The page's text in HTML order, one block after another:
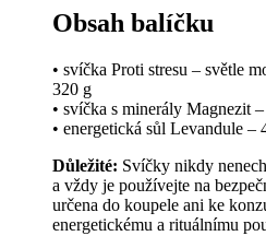
Obsah balíčku
• svíčka Proti stresu – světle
320 g
• svíčka s minerály Magnezit
• energetická sůl Levandule –
Důležité: Svíčky nikdy
a vždy je používejte na
určena do koupele ani ke
energetickému a rituálnímu